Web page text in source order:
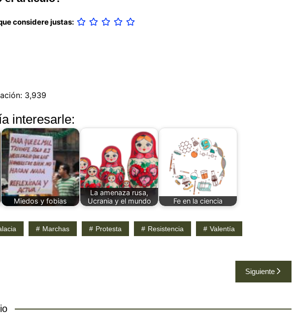
considere justas:
3,939
interesarle:
Miedos y fobias
La amenaza rusa,
Ucrania y el mundo
Fe en la ciencia
Marchas Protesta Resistencia Valentía
Siguiente